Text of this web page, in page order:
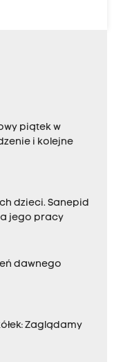
piątek w
i kolejne
dzieci. Sanepid
jego pracy
dawnego
Zaglądamy